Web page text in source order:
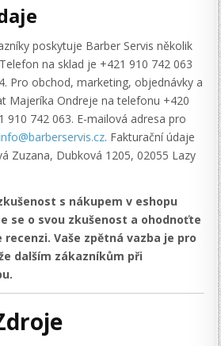
poskytuje Barber Servis několik
na sklad je +421 910 742 063
Pro obchod, marketing, objednávky a
Majeríka Ondreje na telefonu +420
910 742 063. E-mailová adresa pro
. Fakturační údaje
Zuzana, Dubková 1205, 02055 Lazy
s nákupem v eshopu
se o svou zkušenost a ohodnoťte
Vaše zpětná vazba je pro
dalším zákazníkům při